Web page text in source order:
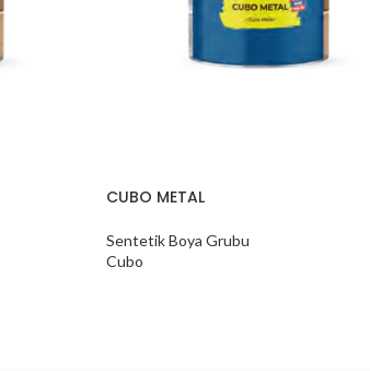
CUBO METAL
Sentetik Boya Grubu
Cubo